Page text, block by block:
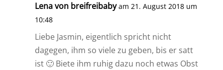
Lena von breifreibaby am 21. August 2018 um
10:48
Liebe Jasmin, eigentlich spricht nicht
dagegen, ihm so viele zu geben, bis er satt
ist 🙂 Biete ihm ruhig dazu noch etwas Obst